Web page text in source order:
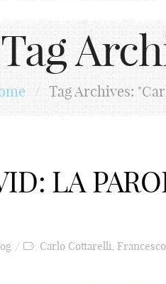
Tag
/ Tag Archives:
LA
Carlo Cottarelli, Francesco